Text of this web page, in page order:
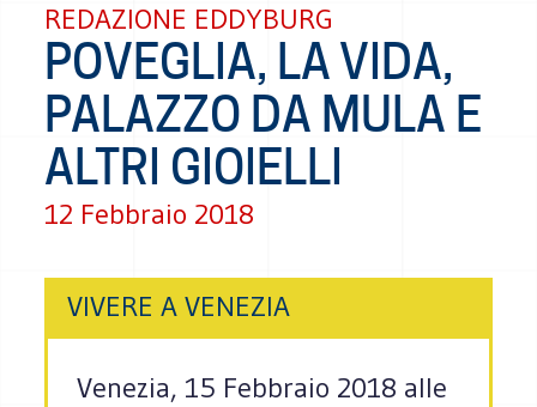
REDAZIONE EDDYBURG
POVEGLIA, LA VIDA,
PALAZZO DA MULA E
ALTRI GIOIELLI
12 Febbraio 2018
VIVERE A VENEZIA
Venezia, 15 Febbraio 2018 alle